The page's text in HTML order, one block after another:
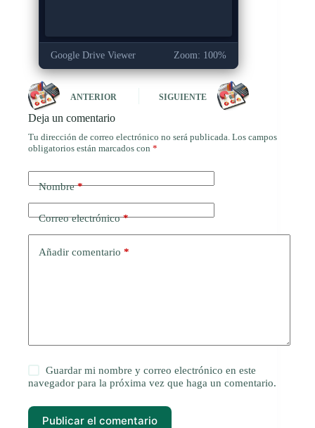
Google Drive Viewer Zoom: 100%
ANTERIOR SIGUIENTE
Deja un comentario
Tu dirección de correo electrónico no será publicada. Los campos
obligatorios están marcados con *
Nombre*
Correo electrónico*
Añadir comentario *
Guardar mi nombre y correo electrónico en este
navegador para la próxima vez que haga un comentario.
Publicar el comentario